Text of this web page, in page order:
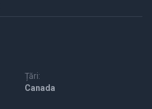
Țări:
Canada